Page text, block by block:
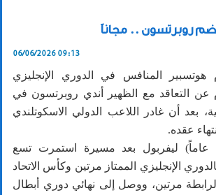
روبرتسون .. مجاناً
06/06/2026 09:13
هوتسبير المنافس في الدوري الإنجليزي
عن التعاقد مع الظهير أندي روبرتسون في
بعد أن غادر اللاعب الدولي الاسكوتلندي
عقده.
وغادر اللاعب (32 عاماً) ليفربول بعد مسيرة استمرت تسع
الإنجليزي الممتاز مرتين وكأس الاتحاد
مرتين، ووصل إلى نهائي دوري أبطال